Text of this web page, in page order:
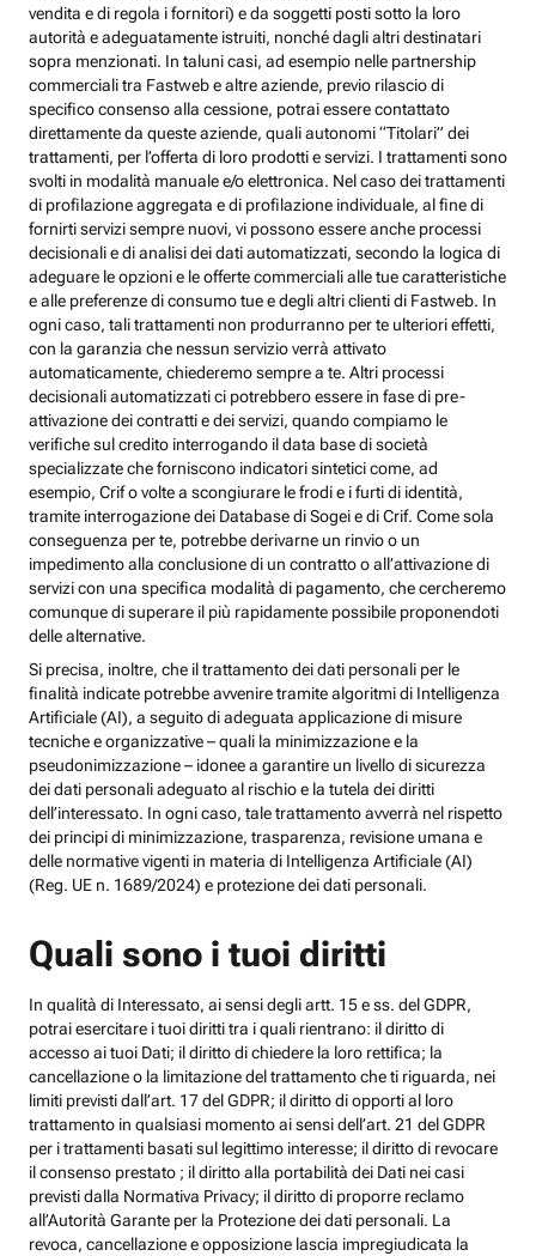
vendita e di regola i fornitori) e da soggetti posti sotto la loro
autorità e adeguatamente istruiti, nonché dagli altri destinatari
sopra menzionati. In taluni casi, ad esempio nelle partnership
commerciali tra Fastweb e altre aziende, previo rilascio di
specifico consenso alla cessione, potrai essere contattato
direttamente da queste aziende, quali autonomi “Titolari” dei
trattamenti, per l’offerta di loro prodotti e servizi. I trattamenti sono
svolti in modalità manuale e/o elettronica. Nel caso dei trattamenti
di profilazione aggregata e di profilazione individuale, al fine di
fornirti servizi sempre nuovi, vi possono essere anche processi
decisionali e di analisi dei dati automatizzati, secondo la logica di
adeguare le opzioni e le offerte commerciali alle tue caratteristiche
e alle preferenze di consumo tue e degli altri clienti di Fastweb. In
ogni caso, tali trattamenti non produrranno per te ulteriori effetti,
con la garanzia che nessun servizio verrà attivato
automaticamente, chiederemo sempre a te. Altri processi
decisionali automatizzati ci potrebbero essere in fase di pre-
attivazione dei contratti e dei servizi, quando compiamo le
verifiche sul credito interrogando il data base di società
specializzate che forniscono indicatori sintetici come, ad
esempio, Crif o volte a scongiurare le frodi e i furti di identità,
tramite interrogazione dei Database di Sogei e di Crif. Come sola
conseguenza per te, potrebbe derivarne un rinvio o un
impedimento alla conclusione di un contratto o all’attivazione di
servizi con una specifica modalità di pagamento, che cercheremo
comunque di superare il più rapidamente possibile proponendoti
delle alternative.
Si precisa, inoltre, che il trattamento dei dati personali per le
finalità indicate potrebbe avvenire tramite algoritmi di Intelligenza
Artificiale (AI), a seguito di adeguata applicazione di misure
tecniche e organizzative – quali la minimizzazione e la
pseudonimizzazione – idonee a garantire un livello di sicurezza
dei dati personali adeguato al rischio e la tutela dei diritti
dell’interessato. In ogni caso, tale trattamento avverrà nel rispetto
dei principi di minimizzazione, trasparenza, revisione umana e
delle normative vigenti in materia di Intelligenza Artificiale (AI)
(Reg. UE n. 1689/2024) e protezione dei dati personali.
Quali sono i tuoi diritti
In qualità di Interessato, ai sensi degli artt. 15 e ss. del GDPR,
potrai esercitare i tuoi diritti tra i quali rientrano: il diritto di
accesso ai tuoi Dati; il diritto di chiedere la loro rettifica; la
cancellazione o la limitazione del trattamento che ti riguarda, nei
limiti previsti dall’art. 17 del GDPR; il diritto di opporti al loro
trattamento in qualsiasi momento ai sensi dell’art. 21 del GDPR
per i trattamenti basati sul legittimo interesse; il diritto di revocare
il consenso prestato ; il diritto alla portabilità dei Dati nei casi
previsti dalla Normativa Privacy; il diritto di proporre reclamo
all’Autorità Garante per la Protezione dei dati personali. La
revoca, cancellazione e opposizione lascia impregiudicata la